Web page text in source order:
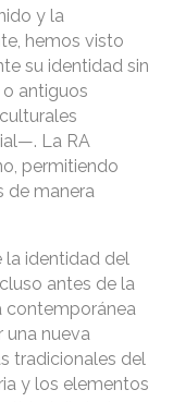
y la
hemos visto
su identidad sin
antiguos
La RA
permitiendo
de manera
la identidad del
antes de la
contemporánea
una nueva
tradicionales del
y los elementos